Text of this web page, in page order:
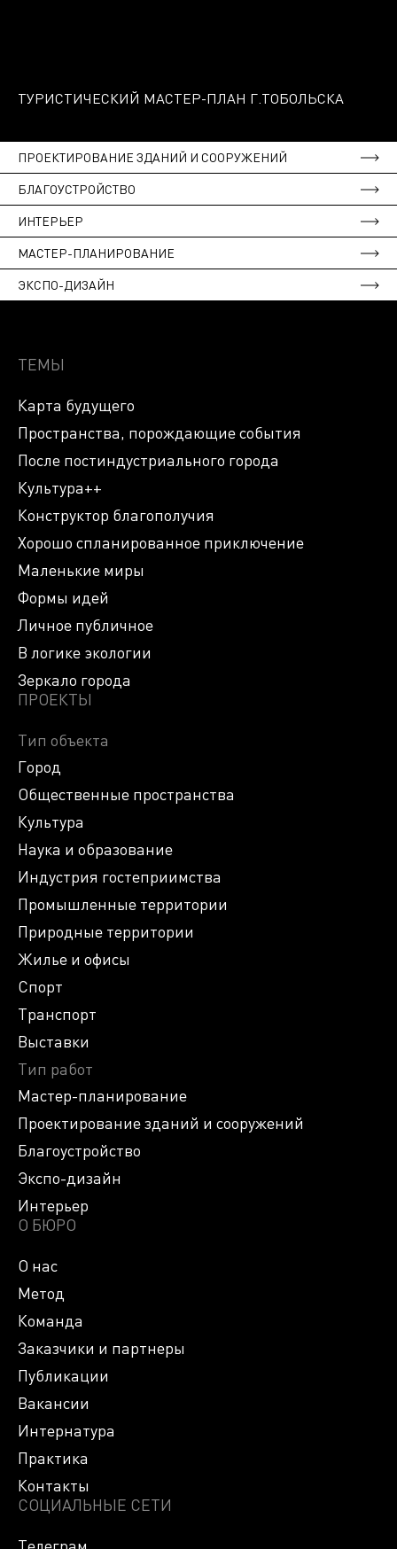
ТУРИСТИЧЕСКИЙ МАСТЕР-ПЛАН Г.ТОБОЛЬСКА
ПРОЕКТИРОВАНИЕ ЗДАНИЙ И СООРУЖЕНИЙ
БЛАГОУСТРОЙСТВО
ИНТЕРЬЕР
МАСТЕР-ПЛАНИРОВАНИЕ
ЭКСПО-ДИЗАЙН
ТЕМЫ
Карта будущего
Пространства, порождающие события
После постиндустриального города
Культура++
Конструктор благополучия
Хорошо спланированное приключение
Маленькие миры
Формы идей
Личное публичное
В логике экологии
Зеркало города
ПРОЕКТЫ
Тип объекта
Город
Общественные пространства
Культура
Наука и образование
Индустрия гостеприимства
Промышленные территории
Природные территории
Жилье и офисы
Спорт
Транспорт
Выставки
Тип работ
Мастер-планирование
Проектирование зданий и сооружений
Благоустройство
Экспо-дизайн
Интерьер
О БЮРО
О нас
Метод
Команда
Заказчики и партнеры
Публикации
Вакансии
Интернатура
Практика
Контакты
СОЦИАЛЬНЫЕ СЕТИ